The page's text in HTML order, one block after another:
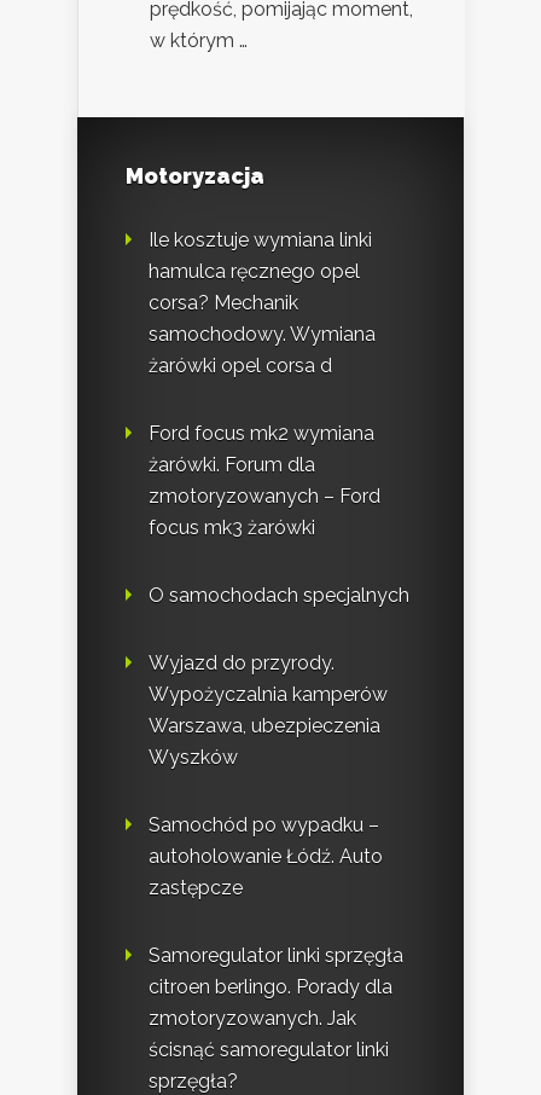
prędkość, pomijając moment,
w którym …
Motoryzacja
Ile kosztuje wymiana linki
hamulca ręcznego opel
corsa? Mechanik
samochodowy. Wymiana
żarówki opel corsa d
Ford focus mk2 wymiana
żarówki. Forum dla
zmotoryzowanych – Ford
focus mk3 żarówki
O samochodach specjalnych
Wyjazd do przyrody.
Wypożyczalnia kamperów
Warszawa, ubezpieczenia
Wyszków
Samochód po wypadku –
autoholowanie Łódź. Auto
zastępcze
Samoregulator linki sprzęgła
citroen berlingo. Porady dla
zmotoryzowanych. Jak
ścisnąć samoregulator linki
sprzęgła?